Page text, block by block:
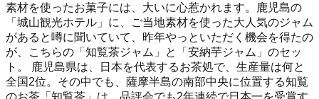
素材を使ったお菓子には、大いに心惹かれます。鹿児島の
「城山観光ホテル」に、ご当地素材を使った大人気のジャム
があると噂に聞いていて、昨年やっといただく機会を得たの
が、こちらの「知覧茶ジャム」と「安納芋ジャム」のセッ
ト。 鹿児島県は、日本を代表するお茶処で、生産量は何と
全国2位。その中でも、薩摩半島の南部中央に位置する知覧
のお茶「知覧茶」は、品評会でも2年連続で日本一を受賞す